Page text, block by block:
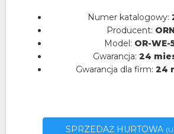
Numer katalogowy:
Producent:
Model: OR-WE-
Gwarancja: 24
Gwarancja dla firm: 24
SPRZEDAŻ HURTOWA